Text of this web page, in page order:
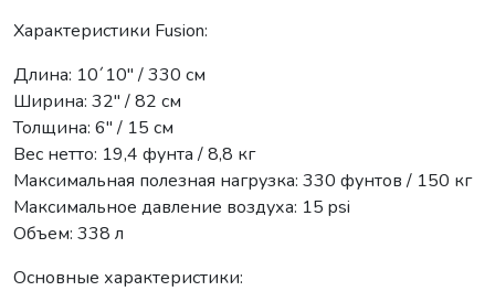
Характеристики Fusion:
Длина: 10´10″ / 330 см
Ширина: 32″ / 82 см
Толщина: 6″ / 15 см
Вес нетто: 19,4 фунта / 8,8 кг
Максимальная полезная нагрузка: 330 фунтов / 150 кг
Максимальное давление воздуха: 15 psi
Объем: 338 л
Основные характеристики: